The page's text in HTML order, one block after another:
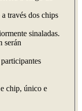
través dos chips
sinaladas.
serán
chip, único e